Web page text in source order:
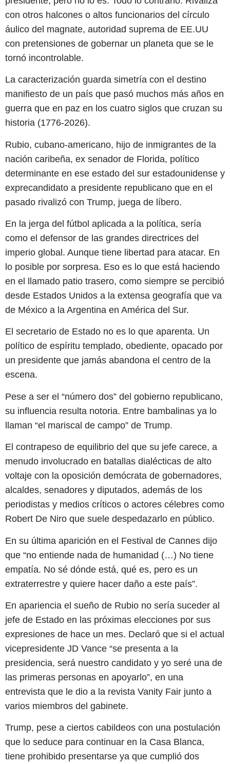
con otros halcones o altos funcionarios del círculo
áulico del magnate, autoridad suprema de EE.UU
con pretensiones de gobernar un planeta que se le
tornó incontrolable.
La caracterización guarda simetría con el destino
manifiesto de un país que pasó muchos más años en
guerra que en paz en los cuatro siglos que cruzan su
historia (1776-2026).
Rubio, cubano-americano, hijo de inmigrantes de la
nación caribeña, ex senador de Florida, político
determinante en ese estado del sur estadounidense y
exprecandidato a presidente republicano que en el
pasado rivalizó con Trump, juega de líbero.
En la jerga del fútbol aplicada a la política, sería
como el defensor de las grandes directrices del
imperio global. Aunque tiene libertad para atacar. En
lo posible por sorpresa. Eso es lo que está haciendo
en el llamado patio trasero, como siempre se percibió
desde Estados Unidos a la extensa geografía que va
de México a la Argentina en América del Sur.
El secretario de Estado no es lo que aparenta. Un
político de espíritu templado, obediente, opacado por
un presidente que jamás abandona el centro de la
escena.
Pese a ser el “número dos” del gobierno republicano,
su influencia resulta notoria. Entre bambalinas ya lo
llaman “el mariscal de campo” de Trump.
El contrapeso de equilibrio del que su jefe carece, a
menudo involucrado en batallas dialécticas de alto
voltaje con la oposición demócrata de gobernadores,
alcaldes, senadores y diputados, además de los
periodistas y medios críticos o actores célebres como
Robert De Niro que suele despedazarlo en público.
En su última aparición en el Festival de Cannes dijo
que “no entiende nada de humanidad (…) No tiene
empatía. No sé dónde está, qué es, pero es un
extraterrestre y quiere hacer daño a este país”.
En apariencia el sueño de Rubio no sería suceder al
jefe de Estado en las próximas elecciones por sus
expresiones de hace un mes. Declaró que si el actual
vicepresidente JD Vance “se presenta a la
presidencia, será nuestro candidato y yo seré una de
las primeras personas en apoyarlo”, en una
entrevista que le dio a la revista Vanity Fair junto a
varios miembros del gabinete.
Trump, pese a ciertos cabildeos con una postulación
que lo seduce para continuar en la Casa Blanca,
tiene prohibido presentarse ya que cumplió dos